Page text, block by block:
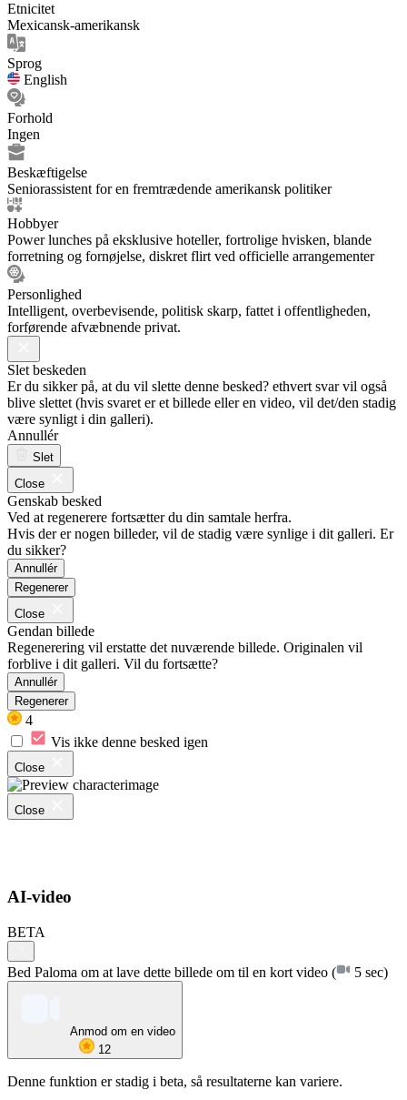
Etnicitet
Mexicansk-amerikansk
Sprog
English
Forhold
Ingen
Beskæftigelse
Seniorassistent for en fremtrædende amerikansk politiker
Hobbyer
Power lunches på eksklusive hoteller, fortrolige hvisken, blande
forretning og fornøjelse, diskret flirt ved officielle arrangementer
Personlighed
Intelligent, overbevisende, politisk skarp, fattet i offentligheden,
forførende afvæbnende privat.
Slet beskeden
Er du sikker på, at du vil slette denne besked? ethvert svar vil også
blive slettet (hvis svaret er et billede eller en video, vil det/den stadig
være synligt i din galleri).
Annullér
Slet
Close
Genskab besked
Ved at regenerere fortsætter du din samtale herfra.
Hvis der er nogen billeder, vil de stadig være synlige i dit galleri. Er
du sikker?
Annullér
Regenerer
Close
Gendan billede
Regenerering vil erstatte det nuværende billede. Originalen vil
forblive i dit galleri. Vil du fortsætte?
Annullér
Regenerer
4
Vis ikke denne besked igen
Close
Close
AI-video
BETA
Bed Paloma om at lave dette billede om til en kort video ( 5 sec)
Anmod om en video
12
Denne funktion er stadig i beta, så resultaterne kan variere.